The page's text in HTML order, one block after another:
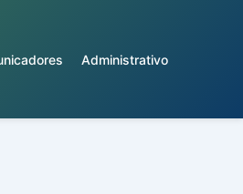
Administrativo